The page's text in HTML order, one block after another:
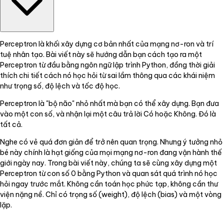
Perceptron là khối xây dựng cơ bản nhất của mạng nơ-ron và trí
tuệ nhân tạo. Bài viết này sẽ hướng dẫn bạn cách tạo ra một
Perceptron từ đầu bằng ngôn ngữ lập trình Python, đồng thời giải
thích chi tiết cách nó học hỏi từ sai lầm thông qua các khái niệm
như trọng số, độ lệch và tốc độ học.
Perceptron là "bộ não" nhỏ nhất mà bạn có thể xây dựng. Bạn đưa
vào một con số, và nhận lại một câu trả lời Có hoặc Không. Đó là
tất cả.
Nghe có vẻ quá đơn giản để trở nên quan trọng. Nhưng ý tưởng nhỏ
bé này chính là hạt giống của mọi mạng nơ-ron đang vận hành thế
giới ngày nay. Trong bài viết này, chúng ta sẽ cùng xây dựng một
Perceptron từ con số 0 bằng Python và quan sát quá trình nó học
hỏi ngay trước mắt. Không cần toán học phức tạp, không cần thư
viện nặng nề. Chỉ có trọng số (weight), độ lệch (bias) và một vòng
lặp.